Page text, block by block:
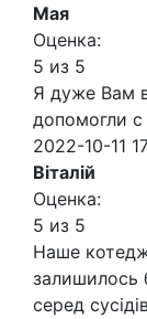
Мая
Оценка:
5 из 5
Я дуже Вам
допомогли
2022-10-11
Віталій
Оценка:
5 из 5
Наше
залишилось
серед